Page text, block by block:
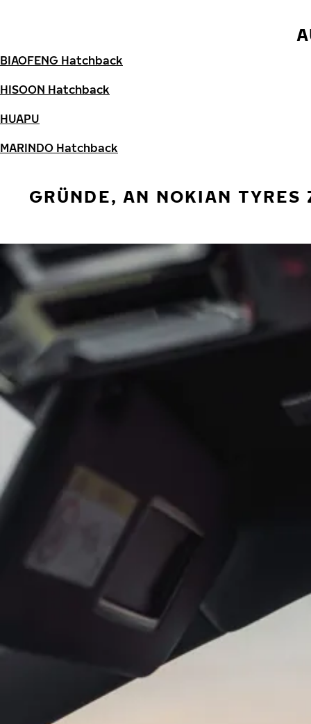
BIAOFENG Hatchback
HISOON Hatchback
HUAPU
MARINDO Hatchback
GRÜNDE, AN NOKIAN TYRES